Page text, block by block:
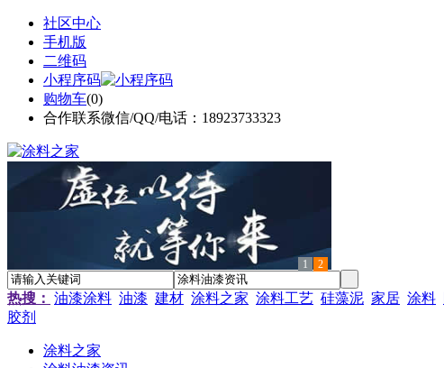
社区中心
手机版
二维码
小程序码
购物车(0)
合作联系微信/QQ/电话：18923733323
1 2
热搜： 油漆涂料 油漆 建材 涂料之家 涂料工艺 硅藻泥 家居 涂料
胶剂
涂料之家